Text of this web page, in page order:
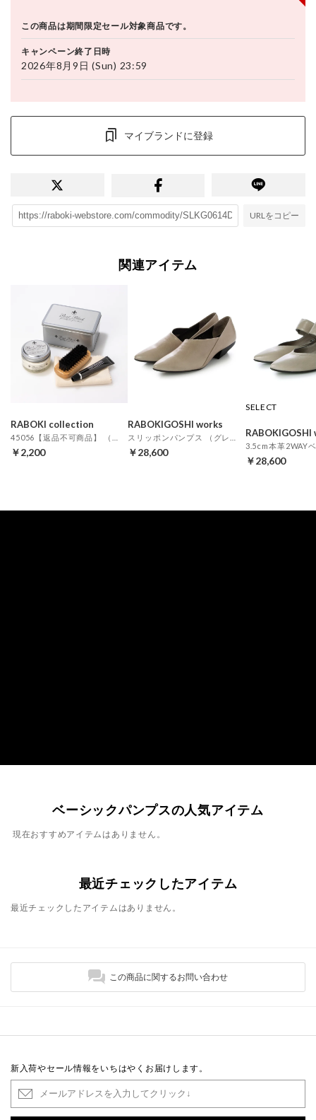
この商品は期間限定セール対象商品です。
キャンペーン終了日時
2026年8月9日 (Sun) 23:59
マイブランドに登録
URLをコピー
関連アイテム
RABOKI collection
￥2,200
RABOKIGOSHI works
￥28,600
SELECT
RABOKIGOSHI
￥28,600
ベーシックパンプスの人気アイテム
現在おすすめアイテムはありません。
最近チェックしたアイテム
最近チェックしたアイテムはありません。
この商品に関するお問い合わせ
新入荷やセール情報をいちはやくお届けします。